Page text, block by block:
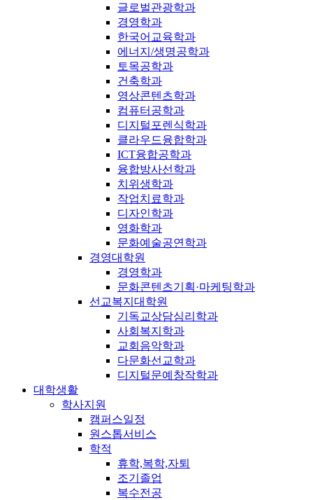
글로벌관광학과
경영학과
한국어교육학과
에너지/생명공학과
토목공학과
건축학과
영상콘텐츠학과
컴퓨터공학과
디지털포렌식학과
클라우드융합학과
ICT융합공학과
융합방사선학과
치위생학과
작업치료학과
디자인학과
영화학과
문화예술공연학과
경영대학원
경영학과
문화콘텐츠기획·마케팅학과
선교복지대학원
기독교상담심리학과
사회복지학과
교회음악학과
다문화선교학과
디지털문예창작학과
대학생활
학사지원
캠퍼스일정
원스톱서비스
학적
휴학,복학,자퇴
조기졸업
복수전공